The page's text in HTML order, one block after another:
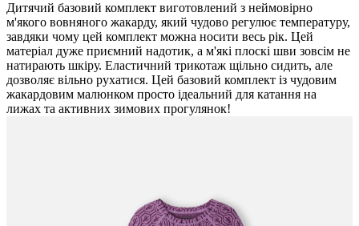
Дитячий базовий комплект виготовлений з неймовірно
м'якого вовняного жакарду, який чудово регулює температуру,
завдяки чому цей комплект можна носити весь рік. Цей
матеріал дуже приємний надотик, а м'які плоскі шви зовсім не
натирають шкіру. Еластичний трикотаж щільно сидить, але
дозволяє вільно рухатися. Цей базовий комплект із чудовим
жакардовим малюнком просто ідеальний для катання на
лижах та активних зимових прогулянок!